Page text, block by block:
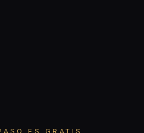
ES GRATIS